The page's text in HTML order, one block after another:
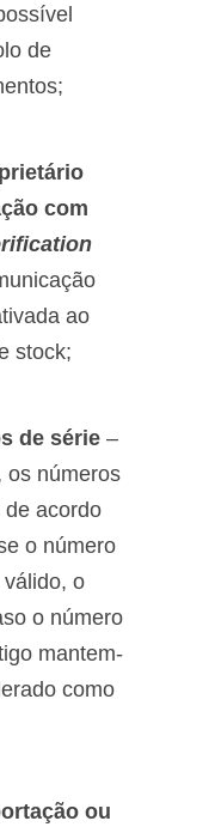
de
com
ao
stock;
de série –
os números
acordo
o número
o
o número
mantem-
como
ou